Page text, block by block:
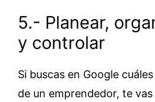
5.- Planear,
y controlar
Si buscas en Google
de un emprendedor, te